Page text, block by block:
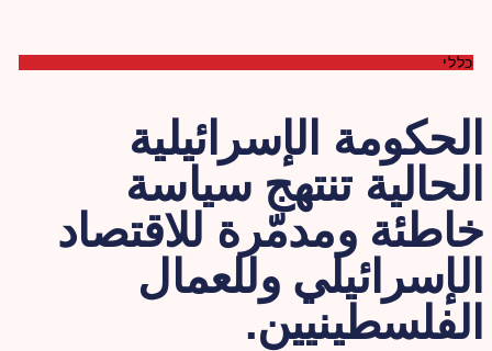
כללי
الحكومة الإسرائيلية
الحالية تنتهج سياسة
خاطئة ومدمّرة للاقتصاد
الإسرائيلي وللعمال
الفلسطينيين.